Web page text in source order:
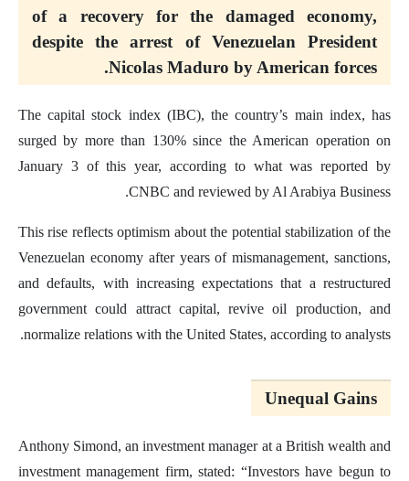
of a recovery for the damaged economy,
despite the arrest of Venezuelan President
Nicolas Maduro by American forces.
The capital stock index (IBC), the country’s main index, has
surged by more than 130% since the American operation on
January 3 of this year, according to what was reported by
CNBC and reviewed by Al Arabiya Business.
This rise reflects optimism about the potential stabilization of the
Venezuelan economy after years of mismanagement, sanctions,
and defaults, with increasing expectations that a restructured
government could attract capital, revive oil production, and
normalize relations with the United States, according to analysts.
Unequal Gains
Anthony Simond, an investment manager at a British wealth and
investment management firm, stated: “Investors have begun to